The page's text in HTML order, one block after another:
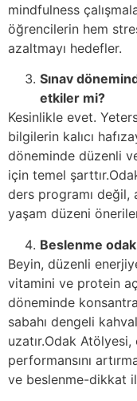
mindfulness
öğrencilerin hem
azaltmayı hedefler.
Sınav
etkiler mi?
Kesinlikle evet.
bilgilerin kalıcı
döneminde düzenli
için temel
ders programı değil,
yaşam düzeni
Beslenme
Beyin, düzenli
vitamini ve protein
döneminde
sabahı dengeli
uzatır.Odak
performansını
ve beslenme-dikkat